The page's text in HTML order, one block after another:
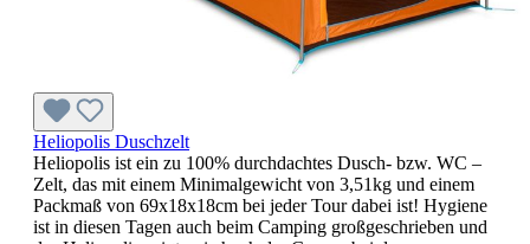
Heliopolis Duschzelt
Heliopolis ist ein zu 100% durchdachtes Dusch- bzw. WC –
Zelt, das mit einem Minimalgewicht von 3,51kg und einem
Packmaß von 69x18x18cm bei jeder Tour dabei ist! Hygiene
ist in diesen Tagen auch beim Camping großgeschrieben und